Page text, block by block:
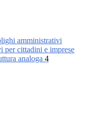
amministrativi
per cittadini e imprese
analoga 4